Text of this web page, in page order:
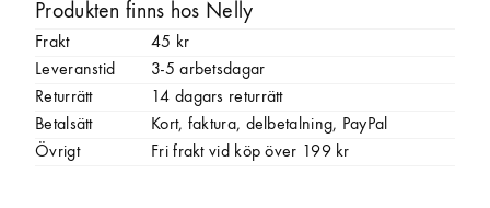
Produkten finns hos Nelly
Frakt
45 kr
Leveranstid
3-5 arbetsdagar
Returrätt
14 dagars returrätt
Betalsätt
Kort, faktura, delbetalning, PayPal
Övrigt
Fri frakt vid köp över 199 kr